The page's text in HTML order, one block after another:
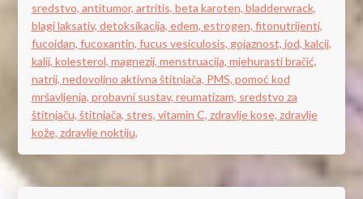
sredstvo, antitumor, artritis, beta karoten, bladderwrack,
blagi laksativ, detoksikacija, edem, estrogen, fitonutrijenti,
fucoidan, fucoxantin, fucus vesiculosis, gojaznost, jod, kalcij,
kalij, kolesterol, magnezij, menstruacija, mjehurasti bračić,
natrij, nedovoljno aktivna štitnjača, PMS, pomoć kod
mršavljenja, probavni sustav, reumatizam, sredstvo za
štitnjaču, štitnjača, stres, vitamin C, zdravlje kose, zdravlje
kože, zdravlje noktiju,